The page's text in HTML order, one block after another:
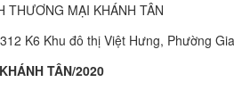
THƯƠNG MẠI KHÁNH TÂN
K6 Khu đô thị Việt Hưng, Phường
TÂN/2020